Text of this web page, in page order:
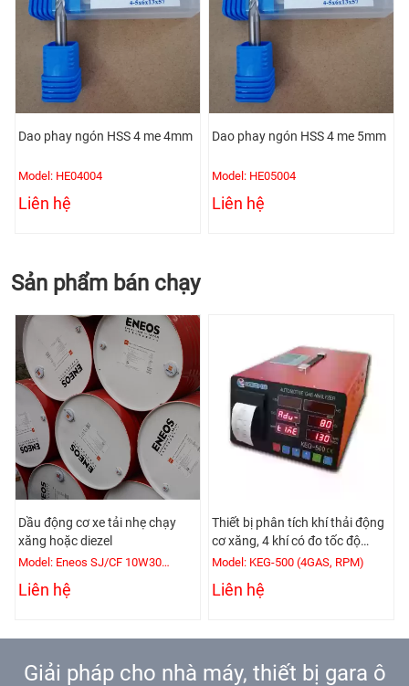
Dao phay ngón HSS 4 me 4mm
Model: HE04004
Liên hệ
Dao phay ngón HSS 4 me 5mm
Model: HE05004
Liên hệ
Sản phẩm bán chạy
Dầu động cơ xe tải nhẹ chạy
xăng hoặc diezel
Model: Eneos SJ/CF 10W30
Liên hệ
Thiết bị phân tích khí thải động
cơ xăng, 4 khí có đo tốc độ
động cơ
Model: KEG-500 (4GAS, RPM)
Liên hệ
Giải pháp cho nhà máy, thiết bị gara ô